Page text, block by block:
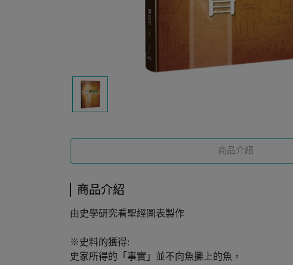
商品介紹
商品介紹
由史學研究看聖經圖表製作
※史料的獲得:
史家所得的「事實」並不向魚攤上的魚，